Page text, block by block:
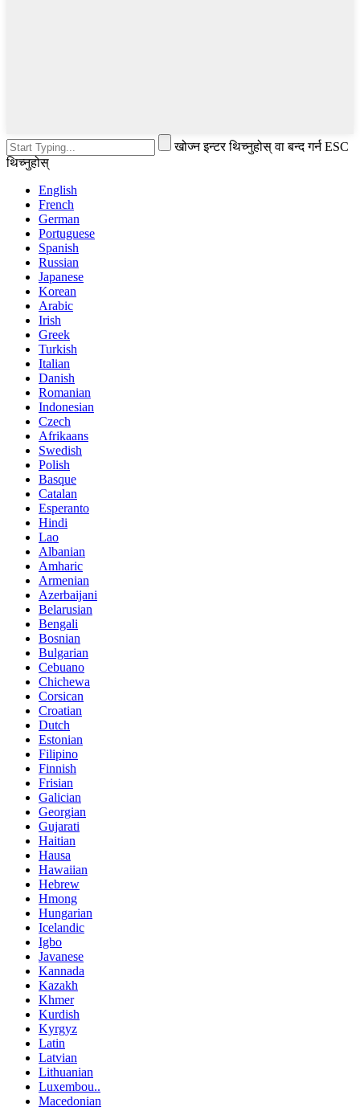
खोज्न इन्टर थिच्नुहोस् वा बन्द गर्न ESC
थिच्नुहोस्
English
French
German
Portuguese
Spanish
Russian
Japanese
Korean
Arabic
Irish
Greek
Turkish
Italian
Danish
Romanian
Indonesian
Czech
Afrikaans
Swedish
Polish
Basque
Catalan
Esperanto
Hindi
Lao
Albanian
Amharic
Armenian
Azerbaijani
Belarusian
Bengali
Bosnian
Bulgarian
Cebuano
Chichewa
Corsican
Croatian
Dutch
Estonian
Filipino
Finnish
Frisian
Galician
Georgian
Gujarati
Haitian
Hausa
Hawaiian
Hebrew
Hmong
Hungarian
Icelandic
Igbo
Javanese
Kannada
Kazakh
Khmer
Kurdish
Kyrgyz
Latin
Latvian
Lithuanian
Luxembou..
Macedonian